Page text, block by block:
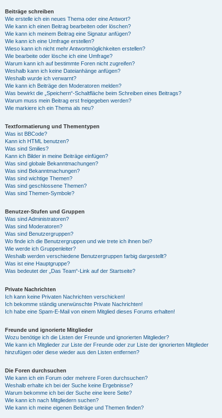
Beiträge schreiben
Wie erstelle ich ein neues Thema oder eine Antwort?
Wie kann ich einen Beitrag bearbeiten oder löschen?
Wie kann ich meinem Beitrag eine Signatur anfügen?
Wie kann ich eine Umfrage erstellen?
Wieso kann ich nicht mehr Antwortmöglichkeiten erstellen?
Wie bearbeite oder lösche ich eine Umfrage?
Warum kann ich auf bestimmte Foren nicht zugreifen?
Weshalb kann ich keine Dateianhänge anfügen?
Weshalb wurde ich verwarnt?
Wie kann ich Beiträge den Moderatoren melden?
Was bewirkt die „Speichern“-Schaltfläche beim Schreiben eines Beitrags?
Warum muss mein Beitrag erst freigegeben werden?
Wie markiere ich ein Thema als neu?
Textformatierung und Thementypen
Was ist BBCode?
Kann ich HTML benutzen?
Was sind Smilies?
Kann ich Bilder in meine Beiträge einfügen?
Was sind globale Bekanntmachungen?
Was sind Bekanntmachungen?
Was sind wichtige Themen?
Was sind geschlossene Themen?
Was sind Themen-Symbole?
Benutzer-Stufen und Gruppen
Was sind Administratoren?
Was sind Moderatoren?
Was sind Benutzergruppen?
Wo finde ich die Benutzergruppen und wie trete ich ihnen bei?
Wie werde ich Gruppenleiter?
Weshalb werden verschiedene Benutzergruppen farbig dargestellt?
Was ist eine Hauptgruppe?
Was bedeutet der „Das Team“-Link auf der Startseite?
Private Nachrichten
Ich kann keine Privaten Nachrichten verschicken!
Ich bekomme ständig unerwünschte Private Nachrichten!
Ich habe eine Spam-E-Mail von einem Mitglied dieses Forums erhalten!
Freunde und ignorierte Mitglieder
Wozu benötige ich die Listen der Freunde und ignorierten Mitglieder?
Wie kann ich Mitglieder zur Liste der Freunde oder zur Liste der ignorierten Mitglieder
hinzufügen oder diese wieder aus den Listen entfernen?
Die Foren durchsuchen
Wie kann ich ein Forum oder mehrere Foren durchsuchen?
Weshalb erhalte ich bei der Suche keine Ergebnisse?
Warum bekomme ich bei der Suche eine leere Seite?
Wie kann ich nach Mitgliedern suchen?
Wie kann ich meine eigenen Beiträge und Themen finden?